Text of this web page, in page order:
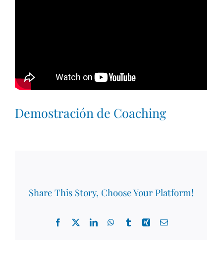
Demostración de Coaching
Share This Story, Choose Your Platform!
Facebook LinkedInWhatsApp
TumblrXing Email